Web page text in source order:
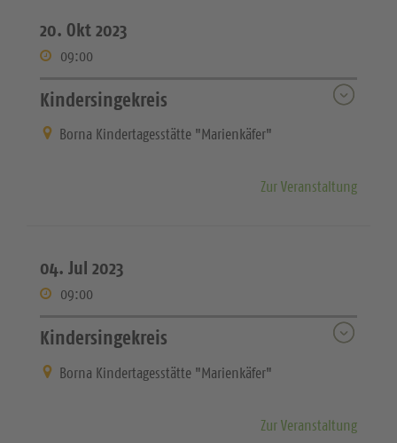
20. Okt 2023
09:00
Kindersingekreis
Borna Kindertagesstätte "Marienkäfer"
Zur Veranstaltung
04. Jul 2023
09:00
Kindersingekreis
Borna Kindertagesstätte "Marienkäfer"
Zur Veranstaltung